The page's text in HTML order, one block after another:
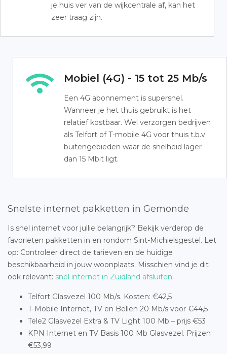
je huis ver van de wijkcentrale af, kan het
zeer traag zijn.
Mobiel (4G) - 15 tot 25 Mb/s
Een 4G abonnement is supersnel.
Wanneer je het thuis gebruikt is het
relatief kostbaar. Wel verzorgen bedrijven
als Telfort of T-mobile 4G voor thuis t.b.v
buitengebieden waar de snelheid lager
dan 15 Mbit ligt.
Snelste internet pakketten in Gemonde
Is snel internet voor jullie belangrijk? Bekijk verderop de
favorieten pakketten in en rondom Sint-Michielsgestel. Let
op: Controleer direct de tarieven en de huidige
beschikbaarheid in jouw woonplaats. Misschien vind je dit
ook relevant: snel internet in Zuidland afsluiten.
Telfort Glasvezel 100 Mb/s. Kosten: €42,5
T-Mobile Internet, TV en Bellen 20 Mb/s voor €44,5
Tele2 Glasvezel Extra & TV Light 100 Mb – prijs €53
KPN Internet en TV Basis 100 Mb Glasvezel. Prijzen
€53,99